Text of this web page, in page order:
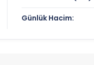
Günlük Hacim: